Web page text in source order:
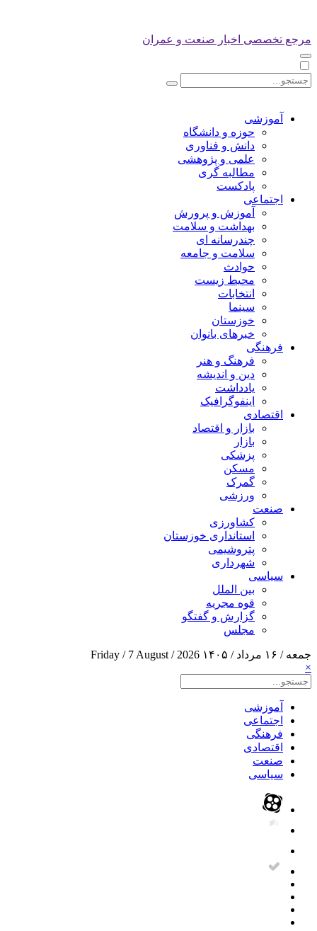
مرجع تخصصی اخبار صنعت و عمران
آموزشی
حوزه و دانشگاه
دانش و فناوری
علمی و پژوهشی
مطالبه گری
پادکست
اجتماعی
آموزش و پرورش
بهداشت و سلامت
چندرسانه ای
سلامت و جامعه
حوادث
محیط زیست
انتخابات
سینما
خوزستان
خبرهای بانوان
فرهنگی
فرهنگ و هنر
دین و اندیشه
یادداشت
اینفوگرافیک
اقتصادی
بازار و اقتصاد
بازار
پزشکی
مسکن
گمرک
ورزشی
صنعت
کشاورزی
استانداری خوزستان
پتروشیمی
شهرداری
سیاسی
بین الملل
قوه مجریه
گزارش و گفتگو
مجلس
جمعه / ۱۶ مرداد / ۱۴۰۵
Friday / 7 August / 2026
×
آموزشی
اجتماعی
فرهنگی
اقتصادی
صنعت
سیاسی